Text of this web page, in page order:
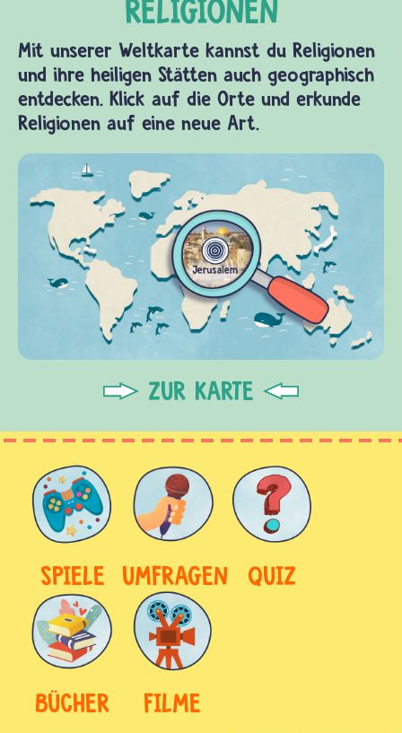
Mit unserer Weltkarte kannst du Religionen
und ihre heiligen Stätten auch geographisch
entdecken. Klick auf die Orte und erkunde
Religionen auf eine neue Art.
ZUR KARTE
SPIELE UMFRAGEN QUIZ
BÜCHER FILME